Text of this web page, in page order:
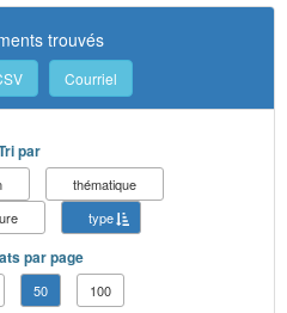
trouvés
Courriel
par
thématique
type
par page
50 100